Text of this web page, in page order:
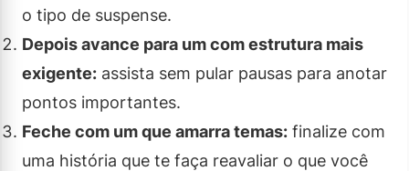
o tipo de suspense.
Depois avance para um com estrutura mais
exigente: assista sem pular pausas para anotar
pontos importantes.
Feche com um que amarra temas: finalize com
uma história que te faça reavaliar o que você